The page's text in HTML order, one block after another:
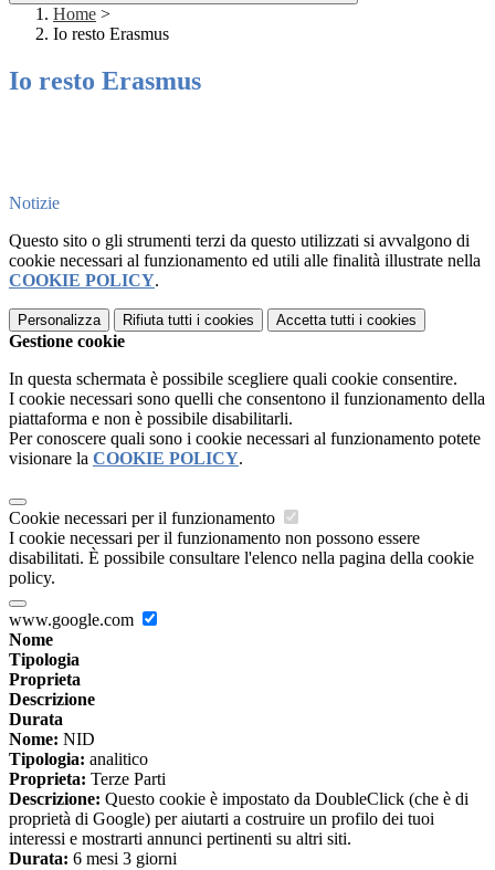
Home >
Io resto Erasmus
Io resto Erasmus
Notizie
Questo sito o gli strumenti terzi da questo utilizzati si avvalgono di
cookie necessari al funzionamento ed utili alle finalità illustrate nella
COOKIE POLICY.
Personalizza Rifiuta tutti i cookies Accetta tutti i cookies
Gestione cookie
In questa schermata è possibile scegliere quali cookie consentire.
I cookie necessari sono quelli che consentono il funzionamento della
piattaforma e non è possibile disabilitarli.
Per conoscere quali sono i cookie necessari al funzionamento potete
visionare la COOKIE POLICY.
Cookie necessari per il funzionamento
I cookie necessari per il funzionamento non possono essere
disabilitati. È possibile consultare l'elenco nella pagina della cookie
policy.
www.google.com
Nome
Tipologia
Proprieta
Descrizione
Durata
Nome: NID
Tipologia: analitico
Proprieta: Terze Parti
Descrizione: Questo cookie è impostato da DoubleClick (che è di
proprietà di Google) per aiutarti a costruire un profilo dei tuoi
interessi e mostrarti annunci pertinenti su altri siti.
Durata: 6 mesi 3 giorni